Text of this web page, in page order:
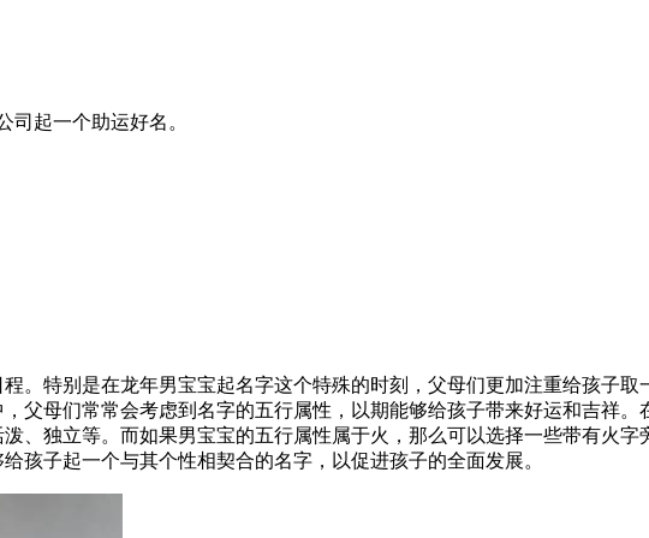
司起一个助运好名。
。特别是在龙年男宝宝起名字这个特殊的时刻，父母们更加注重给孩子
父母们常常会考虑到名字的五行属性，以期能够给孩子带来好运和吉祥
、独立等。而如果男宝宝的五行属性属于火，那么可以选择一些带有火
孩子起一个与其个性相契合的名字，以促进孩子的全面发展。